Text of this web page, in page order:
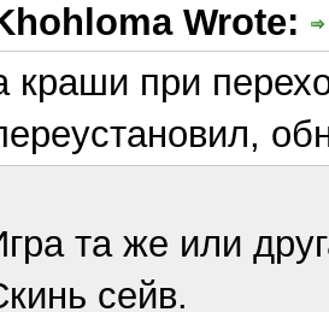
Wrote:
краши при
та же или
сейв.